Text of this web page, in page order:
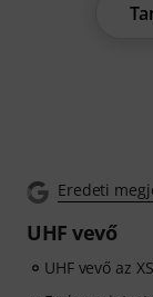
Eredeti
UHF vevő
UHF vevő az